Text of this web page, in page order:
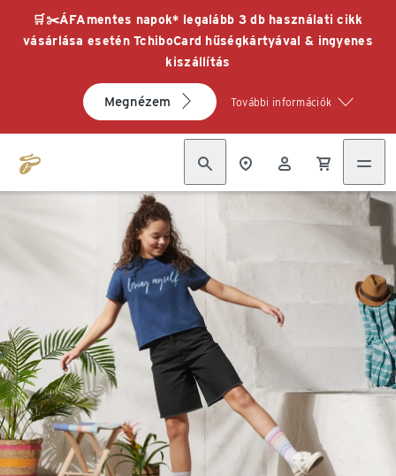
🛒✂️ÁFAmentes napok* legalább 3 db használati cikk
vásárlása esetén TchiboCard hűségkártyával & ingyenes
kiszállítás
Megnézem További információk